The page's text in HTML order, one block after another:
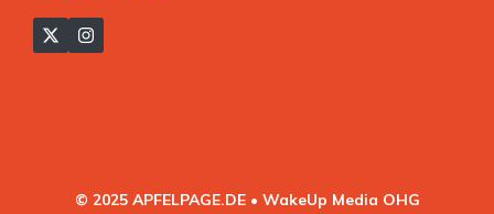
© 2025 APFELPAGE.DE • WakeUp Media OHG